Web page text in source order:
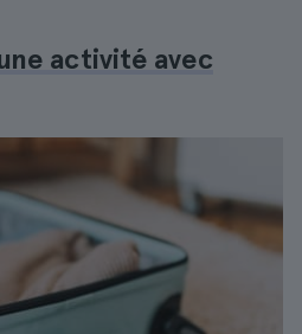
activité avec